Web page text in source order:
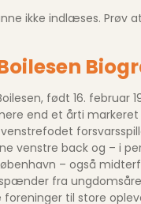
ikke indlæses. Prøv
født 16. februar
end et årti
venstre back og – i
– også
fra
til store